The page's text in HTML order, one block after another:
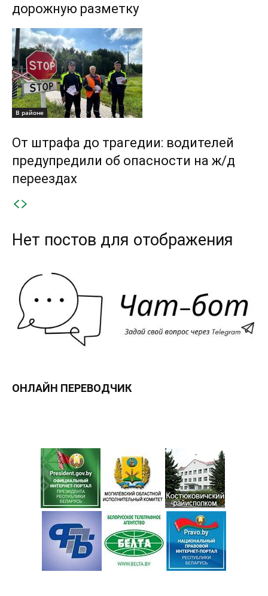
дорожную разметку
В районе
От штрафа до трагедии: водителей
предупредили об опасности на ж/д
переездах
Нет постов для отображения
ОНЛАЙН ПЕРЕВОДЧИК